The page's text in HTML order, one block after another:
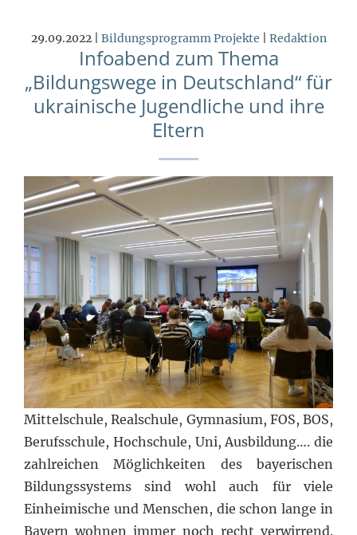
29.09.2022 | BildungsprogrammProjekte Redaktion
Infoabend zum Thema
„Bildungswege in Deutschland“ für
ukrainische Jugendliche und ihre
Eltern
Mittelschule, Realschule, Gymnasium, FOS, BOS,
Berufsschule, Hochschule, Uni, Ausbildung…. die
zahlreichen Möglichkeiten des bayerischen
Bildungssystems sind wohl auch für viele
Einheimische und Menschen, die schon lange in
Bayern wohnen immer noch recht verwirrend.